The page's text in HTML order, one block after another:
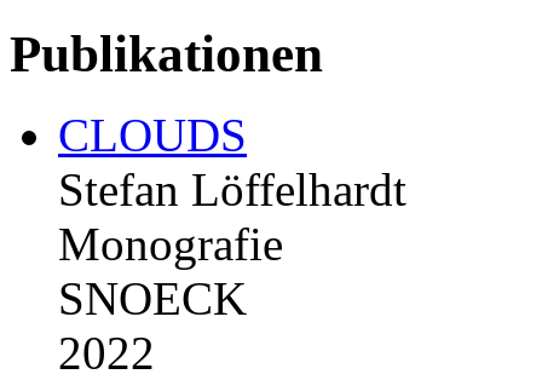
Publikationen
CLOUDS
Stefan Löffelhardt
Monografie
SNOECK
2022